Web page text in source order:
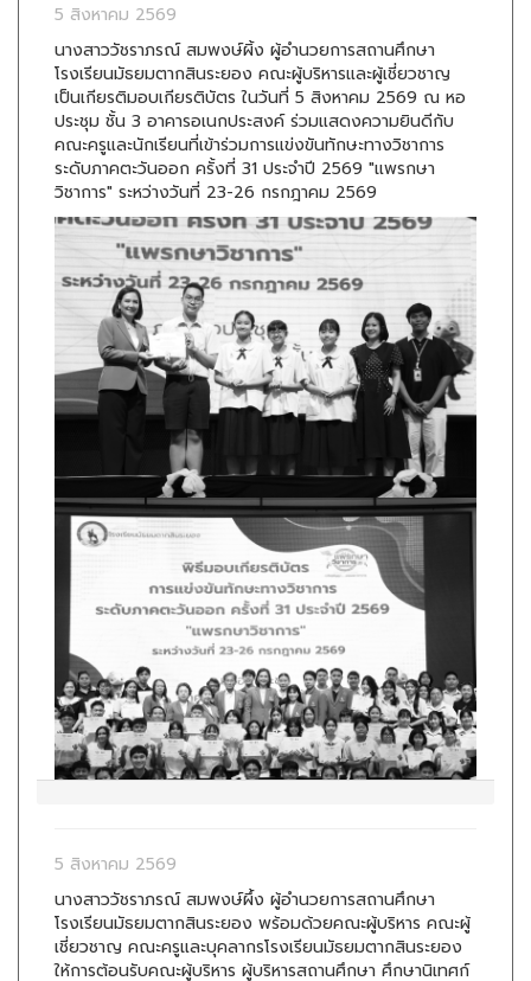
5 สิงหาคม 2569
นางสาววัชราภรณ์ สมพงษ์ผิ้ง ผู้อำนวยการสถานศึกษา
โรงเรียนมัธยมตากสินระยอง คณะผู้บริหารและผู้เชี่ยวชาญ
เป็นเกียรติมอบเกียรติบัตร ในวันที่ 5 สิงหาคม 2569 ณ หอ
ประชุม ชั้น 3 อาคารอเนกประสงค์ ร่วมแสดงความยินดีกับ
คณะครูและนักเรียนที่เข้าร่วมการแข่งขันทักษะทางวิชาการ
ระดับภาคตะวันออก ครั้งที่ 31 ประจำปี 2569 "แพรกษา
วิชาการ" ระหว่างวันที่ 23-26 กรกฎาคม 2569
5 สิงหาคม 2569
นางสาววัชราภรณ์ สมพงษ์ผึ้ง ผู้อำนวยการสถานศึกษา
โรงเรียนมัธยมตากสินระยอง พร้อมด้วยคณะผู้บริหาร คณะผู้
เชี่ยวชาญ คณะครูและบุคลากรโรงเรียนมัธยมตากสินระยอง
ให้การต้อนรับคณะผู้บริหาร ผู้บริหารสถานศึกษา ศึกษานิเทศก์